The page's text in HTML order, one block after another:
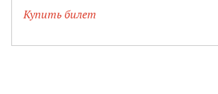
Купить билет